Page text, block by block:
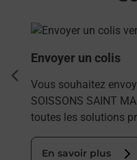
En savoir plus
Envoyer un colis
Vous souhaitez
SOISSONS SAINT
toutes les solutions
En savoir plus